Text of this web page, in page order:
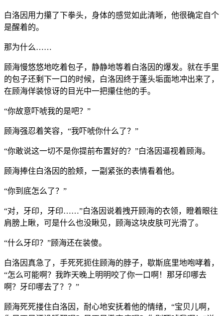
白洛因用力攥了下拳头，身体的感觉如此清晰，他很确定自个
是醒着的。
那为什么……
顾海慢悠悠地吃着包子，静静地等着白洛因的爆发。就在手里
的包子还剩下一口的时候，白洛因终于蓬头垢面地冲出来了，
在顾海佯装惊讶的目光中一把攥住他的手。
“你故意吓唬我的是吧？”
顾海强忍着笑容，“我吓唬你什么了？”
“你敢说这一切不是你提前布置好的？”白洛因逼视着顾海。
顾海捧住白洛因的脸颊，一副紧张的表情看着他。
“你到底怎么了？”
“对，牙印，牙印……”白洛因说着拽开顾海的衣领，瞪着眼往
肩膀上瞅，可是什么也没瞅见，顾海这块皮肤可光滑了。
“什么牙印？”顾海还在装傻。
白洛因真急了，手死死扼住顾海的脖子，歇斯底里地咆哮着，
“怎么可能啊？我昨天晚上明明咬了你一口啊！那牙印哪去
啊？牙印哪去了？？”
顾海死死搂住白洛因，耐心地安抚着他的情绪，“宝贝儿啊，